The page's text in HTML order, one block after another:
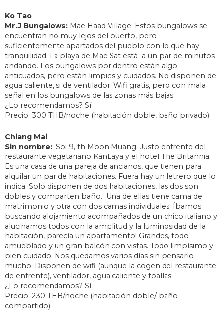
Ko Tao
Mr.J Bungalows: Mae Haad Village. Estos bungalows se
encuentran no muy lejos del puerto, pero
suficientemente apartados del pueblo con lo que hay
tranquilidad. La playa de Mae Sat está a un par de minutos
andando. Los bungalows por dentro están algo
anticuados, pero están limpios y cuidados. No disponen de
agua caliente, si de ventilador. Wifi gratis, pero con mala
señal en los bungalows de las zonas más bajas.
¿Lo recomendamos? Sí
Precio: 300 THB/noche (habitación doble, baño privado)
Chiang Mai
Sin nombre: Soi 9, th Moon Muang. Justo enfrente del
restaurante vegetariano KanLaya y el hotel The Britannia.
Es una casa de una pareja de ancianos, que tienen para
alquilar un par de habitaciones. Fuera hay un letrero que lo
indica. Solo disponen de dos habitaciones, las dos son
dobles y comparten baño. Una de ellas tiene cama de
matrimonio y otra con dos camas individuales. Íbamos
buscando alojamiento acompañados de un chico italiano y
alucinamos todos con la amplitud y la luminosidad de la
habitación, parecía un apartamento! Grandes, todo
amueblado y un gran balcón con vistas. Todo limpísimo y
bien cuidado. Nos quedamos varios días sin pensarlo
mucho. Disponen de wifi (aunque la cogen del restaurante
de enfrente), ventilador, agua caliente y toallas.
¿Lo recomendamos? Sí
Precio: 230 THB/noche (habitación doble/ baño
compartido)